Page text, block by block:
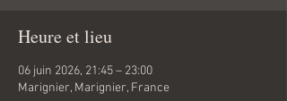
Heure et lieu
06 juin 2026, 21:45 – 23:00
Marignier, Marignier, France